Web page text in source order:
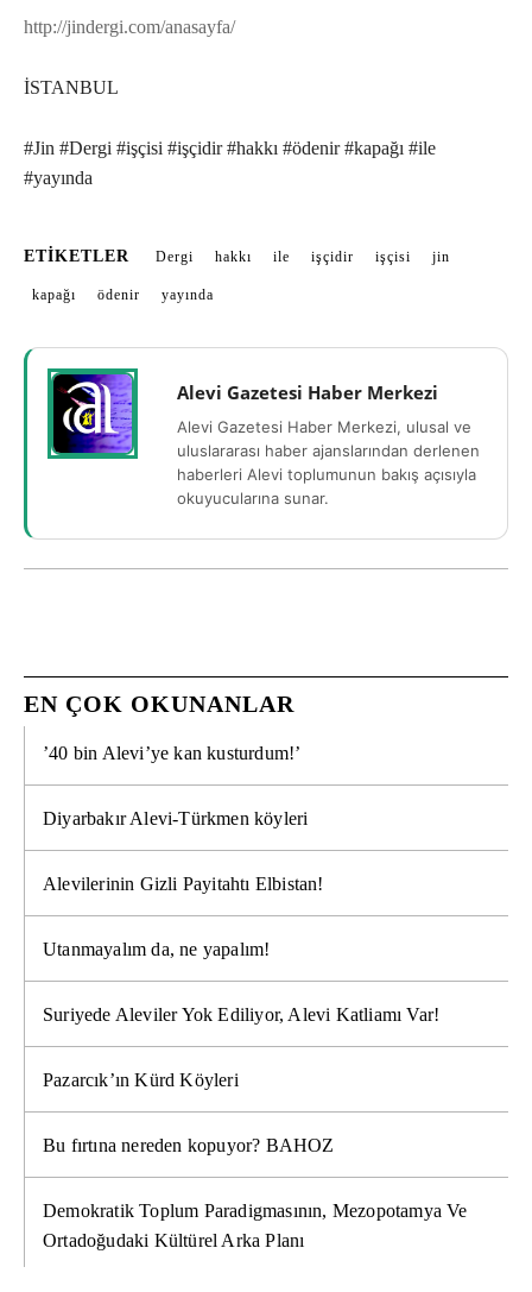
http://jindergi.com/anasayfa/
İSTANBUL
#Jin #Dergi #işçisi #işçidir #hakkı #ödenir #kapağı #ile
#yayında
ETIKETLER Dergi hakkı ile işçidir işçisi jin
kapağı ödenir yayında
Alevi Gazetesi Haber Merkezi
Alevi Gazetesi Haber Merkezi, ulusal ve
uluslararası haber ajanslarından derlenen
haberleri Alevi toplumunun bakış açısıyla
okuyucularına sunar.
EN ÇOK OKUNANLAR
’40 bin Alevi’ye kan kusturdum!’
Diyarbakır Alevi-Türkmen köyleri
Alevilerinin Gizli Payitahtı Elbistan!
Utanmayalım da, ne yapalım!
Suriyede Aleviler Yok Ediliyor, Alevi Katliamı Var!
Pazarcık’ın Kürd Köyleri
Bu fırtına nereden kopuyor? BAHOZ
Demokratik Toplum Paradigmasının, Mezopotamya Ve
Ortadoğudaki Kültürel Arka Planı